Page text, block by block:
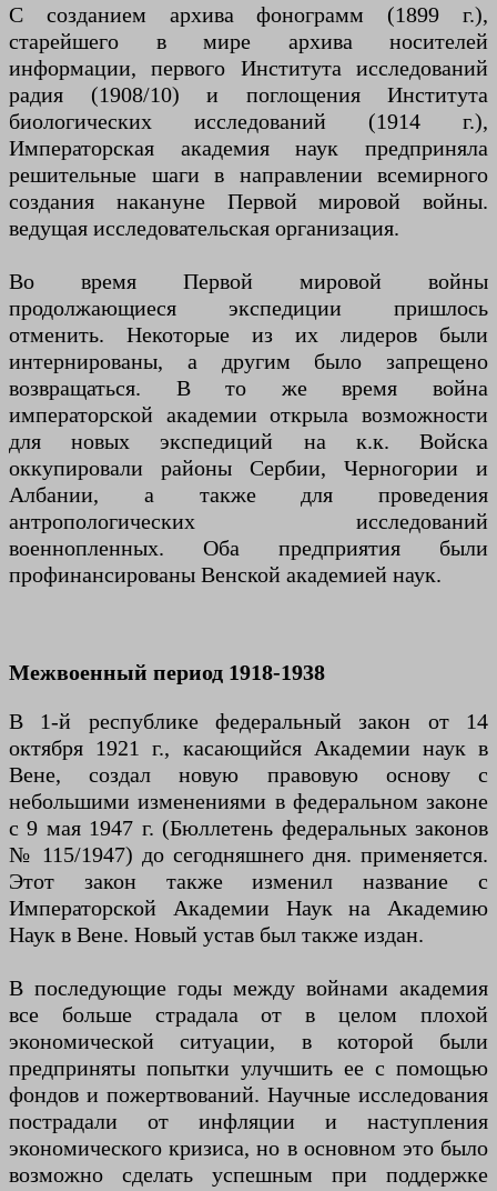
С созданием архива фонограмм (1899 г.),
старейшего в мире архива носителей
информации, первого Института исследований
радия (1908/10) и поглощения Института
биологических исследований (1914 г.),
Императорская академия наук предприняла
решительные шаги в направлении всемирного
создания накануне Первой мировой войны.
ведущая исследовательская организация.
Во время Первой мировой войны
продолжающиеся экспедиции пришлось
отменить. Некоторые из их лидеров были
интернированы, а другим было запрещено
возвращаться. В то же время война
императорской академии открыла возможности
для новых экспедиций на к.к. Войска
оккупировали районы Сербии, Черногории и
Албании, а также для проведения
антропологических исследований
военнопленных. Оба предприятия были
профинансированы Венской академией наук.
Межвоенный период 1918-1938
В 1-й республике федеральный закон от 14
октября 1921 г., касающийся Академии наук в
Вене, создал новую правовую основу с
небольшими изменениями в федеральном законе
с 9 мая 1947 г. (Бюллетень федеральных законов
№ 115/1947) до сегодняшнего дня. применяется.
Этот закон также изменил название с
Императорской Академии Наук на Академию
Наук в Вене. Новый устав был также издан.
В последующие годы между войнами академия
все больше страдала от в целом плохой
экономической ситуации, в которой были
предприняты попытки улучшить ее с помощью
фондов и пожертвований. Научные исследования
пострадали от инфляции и наступления
экономического кризиса, но в основном это было
возможно сделать успешным при поддержке